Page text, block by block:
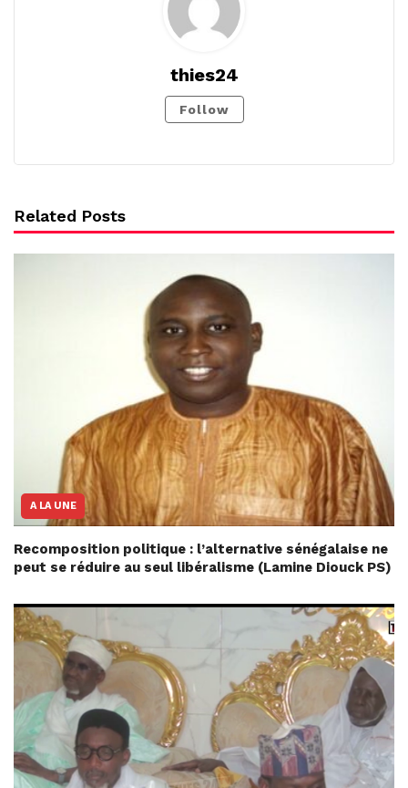
thies24
Follow
Related Posts
A LA UNE
Recomposition politique : l’alternative sénégalaise ne
peut se réduire au seul libéralisme (Lamine Diouck PS)